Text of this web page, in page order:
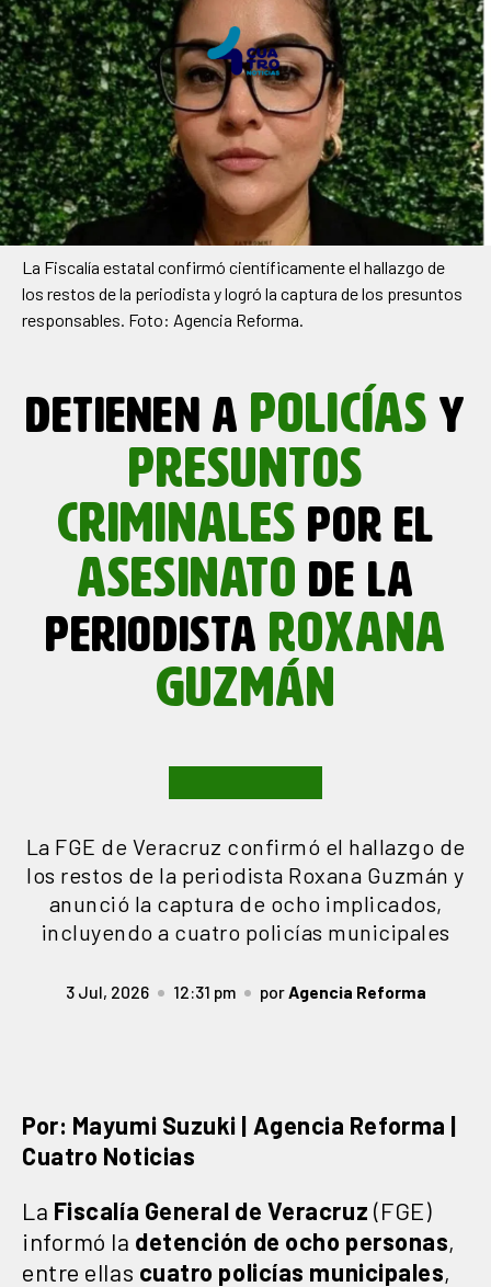
La Fiscalía estatal confirmó científicamente el hallazgo de
los restos de la periodista y logró la captura de los presuntos
responsables. Foto: Agencia Reforma.
DETIENEN A POLICÍAS Y
PRESUNTOS
CRIMINALES POR EL
ASESINATO DE LA
PERIODISTA ROXANA
GUZMÁN
La FGE de Veracruz confirmó el hallazgo de
los restos de la periodista Roxana Guzmán y
anunció la captura de ocho implicados,
incluyendo a cuatro policías municipales
3 Jul, 2026 12:31 pm porAgencia Reforma
Por: Mayumi Suzuki | Agencia Reforma |
Cuatro Noticias
La Fiscalía General de Veracruz (FGE)
informó la detención de ocho personas,
entre ellas cuatro policías municipales,